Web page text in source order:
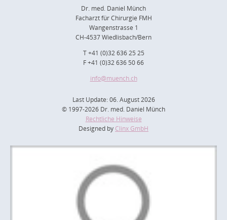
Dr. med. Daniel Münch
Facharzt für Chirurgie FMH
Wangenstrasse 1
CH-4537 Wiedlisbach/Bern
T +41 (0)32 636 25 25
F +41 (0)32 636 50 66
info@muench.ch
Last Update: 06. August 2026
© 1997-2026 Dr. med. Daniel Münch
Rechtliche Hinweise
Designed by Clinx GmbH